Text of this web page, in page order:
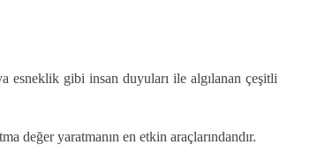
esneklik gibi insan duyuları ile algılanan çeşitli
değer yaratmanın en etkin araçlarındandır.